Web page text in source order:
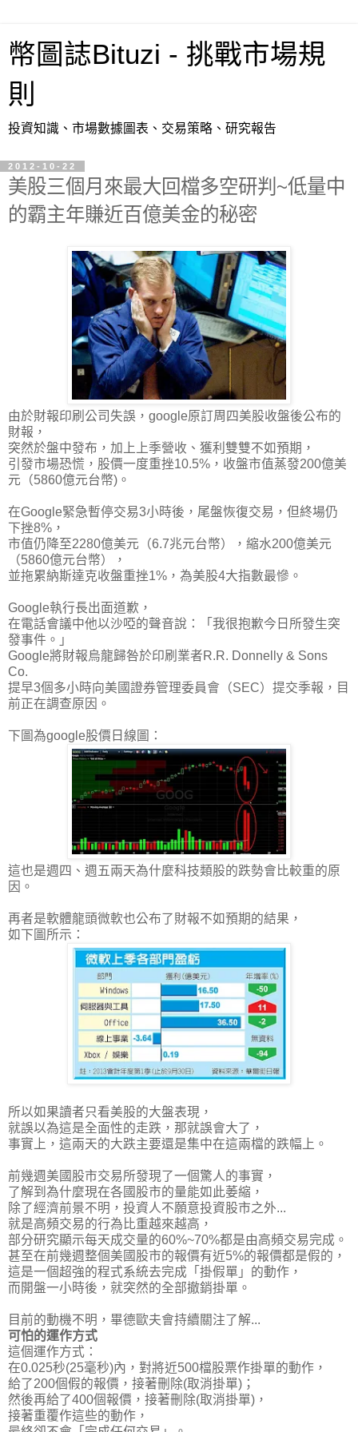
幣圖誌Bituzi - 挑戰市場規
則
投資知識、市場數據圖表、交易策略、研究報告
2012-10-22
美股三個月來最大回檔多空研判~低量中
的霸主年賺近百億美金的秘密
由於財報印刷公司失誤，google原訂周四美股收盤後公布的
財報，
突然於盤中發布，加上上季營收、獲利雙雙不如預期，
引發市場恐慌，股價一度重挫10.5%，收盤市值蒸發200億美
元（5860億元台幣)。
在Google緊急暫停交易3小時後，尾盤恢復交易，但終場仍
下挫8%，
市值仍降至2280億美元（6.7兆元台幣），縮水200億美元
（5860億元台幣），
並拖累納斯達克收盤重挫1%，為美股4大指數最慘。
Google執行長出面道歉，
在電話會議中他以沙啞的聲音說：「我很抱歉今日所發生突
發事件。」
Google將財報烏龍歸咎於印刷業者R.R. Donnelly & Sons
Co.
提早3個多小時向美國證券管理委員會（SEC）提交季報，目
前正在調查原因。
下圖為google股價日線圖：
這也是週四、週五兩天為什麼科技類股的跌勢會比較重的原
因。
再者是軟體龍頭微軟也公布了財報不如預期的結果，
如下圖所示：
所以如果讀者只看美股的大盤表現，
就誤以為這是全面性的走跌，那就誤會大了，
事實上，這兩天的大跌主要還是集中在這兩檔的跌幅上。
前幾週美國股市交易所發現了一個驚人的事實，
了解到為什麼現在各國股市的量能如此萎縮，
除了經濟前景不明，投資人不願意投資股市之外...
就是高頻交易的行為比重越來越高，
部分研究顯示每天成交量的60%~70%都是由高頻交易完成。
甚至在前幾週整個美國股市的報價有近5%的報價都是假的，
這是一個超強的程式系統去完成「掛假單」的動作，
而開盤一小時後，就突然的全部撤銷掛單。
目前的動機不明，畢德歐夫會持續關注了解...
可怕的運作方式
這個運作方式：
在0.025秒(25毫秒)內，對將近500檔股票作掛單的動作，
給了200個假的報價，接著刪除(取消掛單)；
然後再給了400個報價，接著刪除(取消掛單)，
接著重覆作這些的動作，